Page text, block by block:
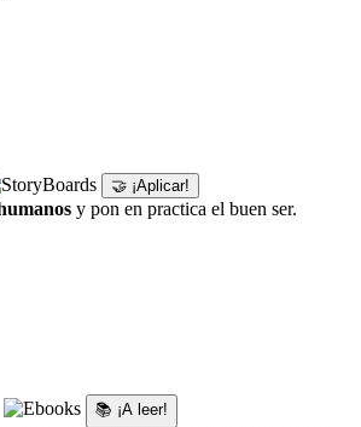
🤝 ¡Aplicar!
y pon en practica el buen ser.
📚 ¡A leer!